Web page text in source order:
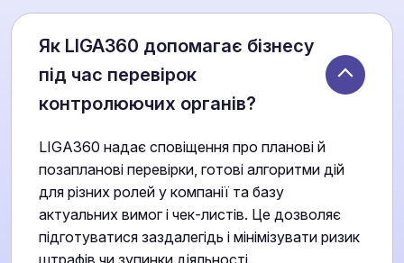
Як LIGA360 допомагає бізнесу
під час перевірок
контролюючих органів?
LIGA360 надає сповіщення про планові й
позапланові перевірки, готові алгоритми дій
для різних ролей у компанії та базу
актуальних вимог і чек-листів. Це дозволяє
підготуватися заздалегідь і мінімізувати ризик
штрафів чи зупинки діяльності.